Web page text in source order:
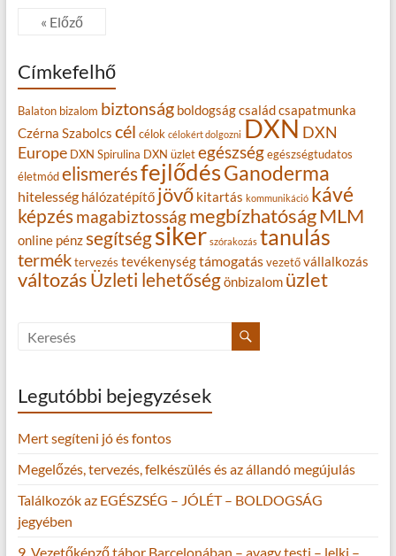
« Előző
Címkefelhő
Balaton bizalom biztonság boldogságcsaládcsapatmunka
Czérna Szabolcs cél célok célokért dolgozni DXNDXN
Europe DXN Spirulina DXN üzlet egészség egészségtudatos
életmód elismerésfejlődésGanoderma
hitelesség hálózatépítő jövő kitartás kommunikáció kávé
képzésmagabiztosságmegbízhatóságMLM
online pénzsegítségsiker szórakozás tanulás
termék tervezés tevékenységtámogatás vezető vállalkozás
változás Üzleti lehetőségönbizalom üzlet
Legutóbbi bejegyzések
Mert segíteni jó és fontos
Megelőzés, tervezés, felkészülés és az állandó megújulás
Találkozók az EGÉSZSÉG – JÓLÉT – BOLDOGSÁG
jegyében
9. Vezetőképző tábor Barcelonában – avagy testi – lelki –